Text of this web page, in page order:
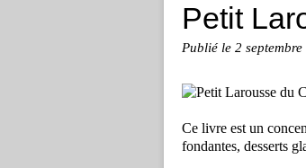
Petit
Publié le 2 septembre
Ce livre est un
fondantes, desserts